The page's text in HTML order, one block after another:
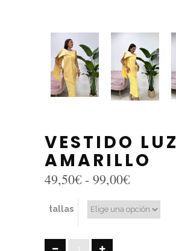
VESTIDO LUZ
AMARILLO
49,50€ - 99,00€Rango
precios:
desde
tallas
VESTIDO